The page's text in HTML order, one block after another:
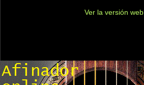
Ver la versión web